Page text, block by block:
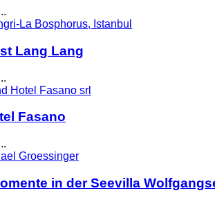
Lang Lang
Fasano
in der Seevilla